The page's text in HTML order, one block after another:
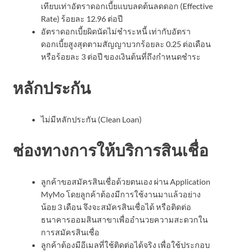
เทียบเท่าอัตราดอกเบี้ยแบบลดต้นลดดอก (Effective
Rate) ร้อยละ 12.96 ต่อปี
อัตราดอกเบี้ยผิดนัดไม่ชำระหนี้ เท่ากับอัตรา
ดอกเบี้ยสูงสุดตามสัญญาบวกร้อยละ 0.25 ต่อเดือน
หรือร้อยละ 3 ต่อปี ของเงินต้นที่ถึงกำหนดชำระ
หลักประกัน
ไม่มีหลักประกัน (Clean Loan)
ช่องทางการให้บริการสินเชื่อ
ลูกค้าขอสมัครสินเชื่อด้วยตนเอง ผ่าน Application
MyMo โดยลูกค้าต้องมีการใช้งานมาแล้วอย่าง
น้อย 3 เดือน จึงจะสมัครสินเชื่อได้ หรือติดต่อ
ธนาคารออมสินสาขาเพื่ออำนวยความสะดวกใน
การสมัครสินเชื่อ
ลูกค้าต้องมีอีเมลที่ใช้ติดต่อได้จริง เพื่อใช้ประกอบ